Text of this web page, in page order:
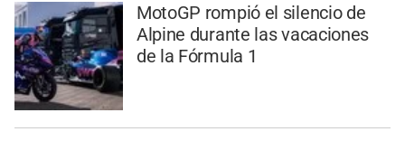
MotoGP rompió el silencio de
Alpine durante las vacaciones
de la Fórmula 1